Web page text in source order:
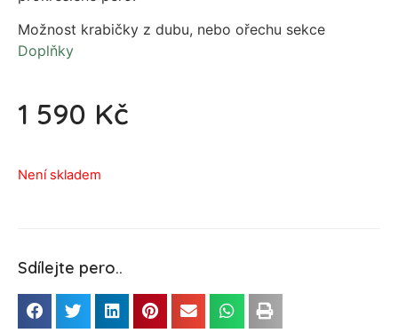
Možnost krabičky z dubu, nebo ořechu sekce
Doplňky
1 590 Kč
Není skladem
Sdílejte pero..